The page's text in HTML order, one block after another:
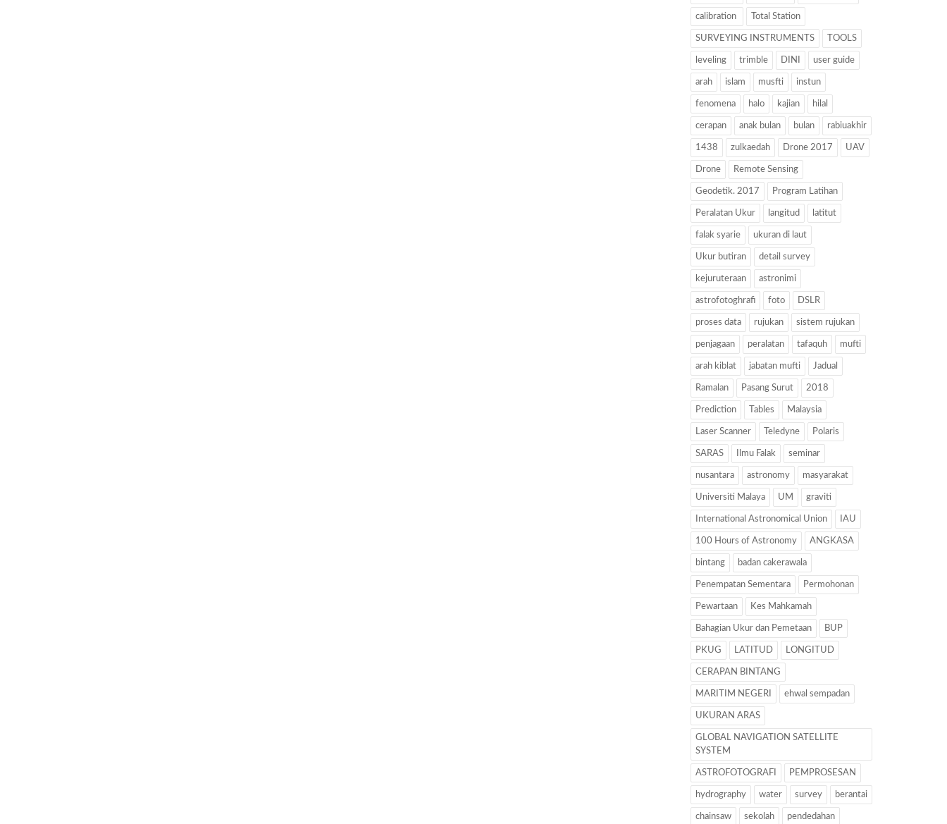
calibration Total Station
SURVEYING INSTRUMENTS TOOLS
leveling trimble DINI user guide
arah islam musfti instun
fenomena halo kajian hilal
cerapan anak bulan bulan rabiuakhir
1438 zulkaedah Drone 2017 UAV
Drone Remote Sensing
Geodetik. 2017 Program Latihan
Peralatan Ukur langitud latitut
falak syarie ukuran di laut
Ukur butiran detail survey
kejuruteraan astronimi
astrofotoghrafi foto DSLR
proses data rujukan sistem rujukan
penjagaan peralatan tafaquh mufti
arah kiblat jabatan mufti Jadual
Ramalan Pasang Surut 2018
Prediction Tables Malaysia
Laser Scanner Teledyne Polaris
SARAS Ilmu Falak seminar
nusantara astronomy masyarakat
Universiti Malaya UM graviti
International Astronomical Union IAU
100 Hours of Astronomy ANGKASA
bintang badan cakerawala
Penempatan Sementara Permohonan
Pewartaan Kes Mahkamah
Bahagian Ukur dan Pemetaan BUP
PKUG LATITUD LONGITUD
CERAPAN BINTANG
MARITIM NEGERI ehwal sempadan
UKURAN ARAS
GLOBAL NAVIGATION SATELLITE
SYSTEM
ASTROFOTOGRAFI PEMPROSESAN
hydrography water survey berantai
chainsaw sekolah pendedahan